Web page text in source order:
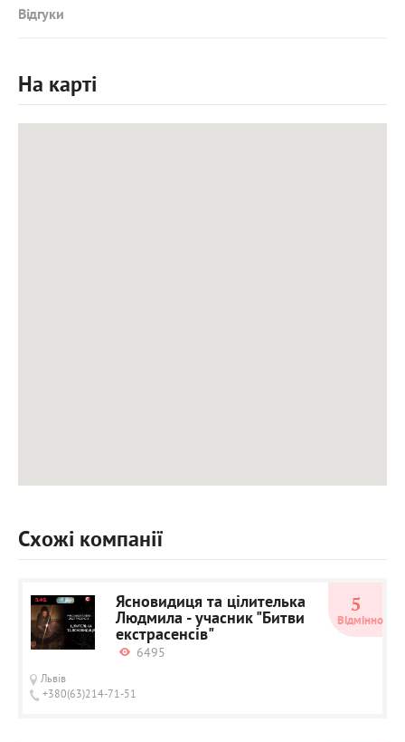
Відгуки
На карті
Схожі компанії
Ясновидиця та цілителька
Людмила - учасник "Битви
екстрасенсів"
6495
Львів
+380(63)214-71-51
5
Відмінно